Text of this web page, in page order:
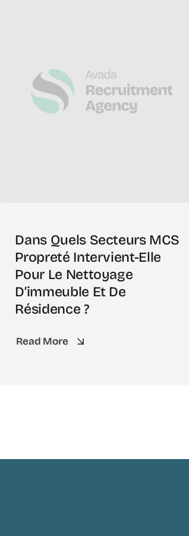
Dans Quels Secteurs MCS
Propreté Intervient-Elle
Pour Le Nettoyage
D’immeuble Et De
Résidence ?
Read More